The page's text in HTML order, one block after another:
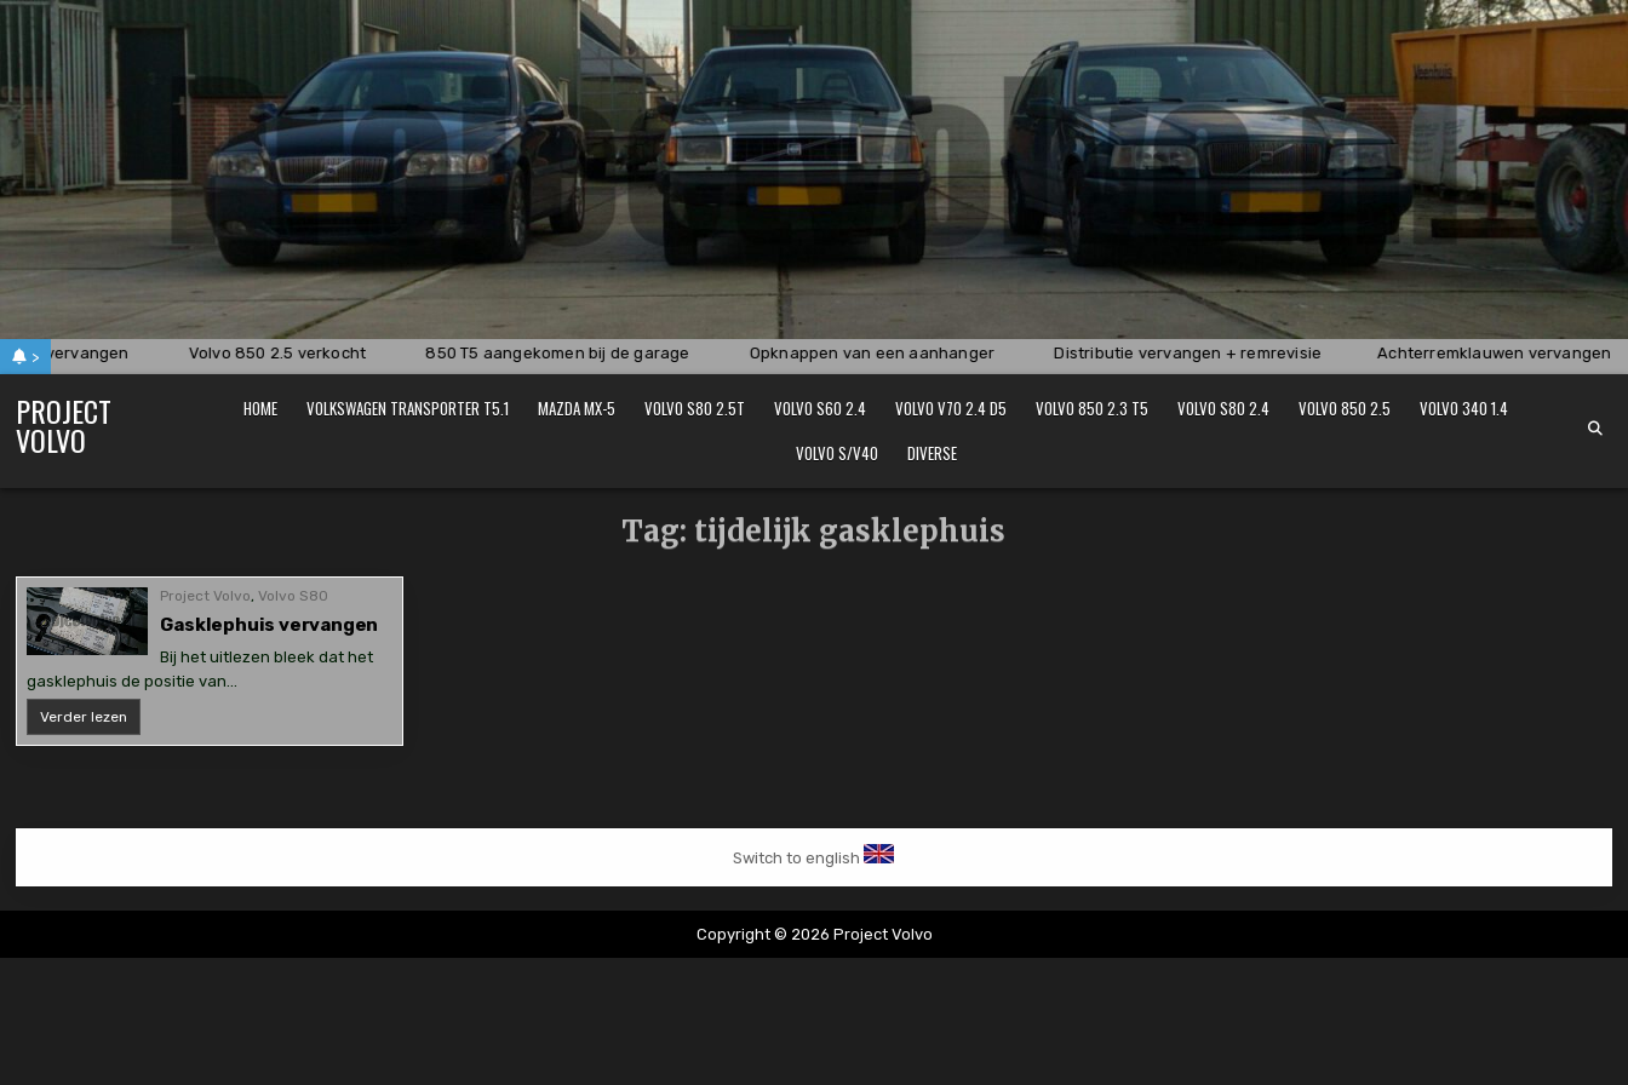
Skip
>
vervangen Volvo 850 2.5 verkocht 850 T5 aangekomen bij de garage Opknappen van een aanhanger Distributie vervangen + remrevisie Achterremklauwen vervangen
PROJECT
VOLVO
HOME VOLKSWAGEN TRANSPORTER T5.1 MAZDA MX-5 VOLVO S80 2.5T VOLVO S60 2.4 VOLVO V70 2.4 D5 VOLVO 850 2.3 T5 VOLVO S80 2.4 VOLVO 850 2.5
VOLVO 340 1.4
VOLVO S/V40
DIVERSE
Tag: tijdelijk gasklephuis
Project Volvo,Volvo S80
Gasklephuis vervangen
Bij het uitlezen bleek dat het
gasklephuis de positie van…
Verder lezen
vervangen
Switch to english
Copyright © 2026 Project Volvo